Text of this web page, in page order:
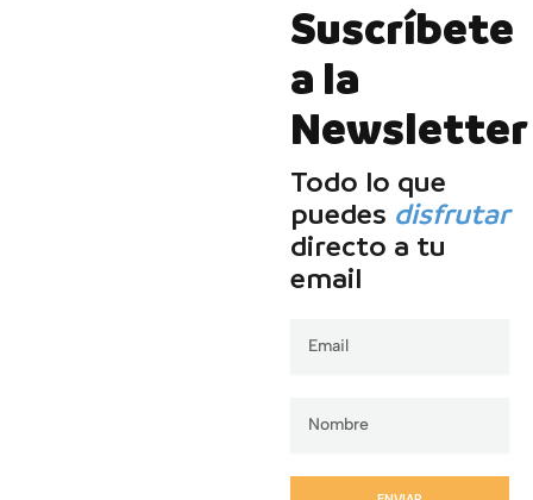
Suscríbete
a la
Newsletter
Todo lo que
puedes disfrutar
directo a tu
email